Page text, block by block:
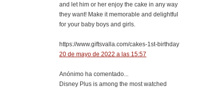
and let him or her enjoy the cake in any way
they want! Make it memorable and delightful
for your baby boys and girls.
https://www.giftsvalla.com/cakes-1st-birthday
20 de mayo de 2022 a las 15:57
Anónimo ha comentado...
Disney Plus is among the most watched